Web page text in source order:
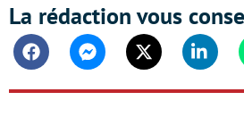
La rédaction vous
FacebookMessengerTwitter